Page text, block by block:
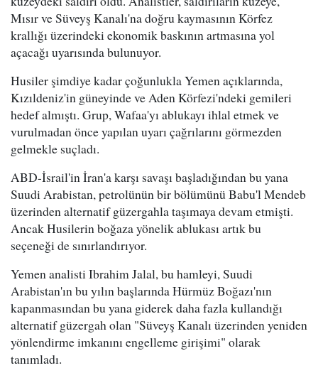
Mısır ve Süveyş Kanalı'na doğru kaymasının Körfez
krallığı üzerindeki ekonomik baskının artmasına yol
açacağı uyarısında bulunuyor.
Husiler şimdiye kadar çoğunlukla Yemen açıklarında,
Kızıldeniz'in güneyinde ve Aden Körfezi'ndeki gemileri
hedef almıştı. Grup, Wafaa'yı ablukayı ihlal etmek ve
vurulmadan önce yapılan uyarı çağrılarını görmezden
gelmekle suçladı.
ABD-İsrail'in İran'a karşı savaşı başladığından bu yana
Suudi Arabistan, petrolünün bir bölümünü Babu'l Mendeb
üzerinden alternatif güzergahla taşımaya devam etmişti.
Ancak Husilerin boğaza yönelik ablukası artık bu
seçeneği de sınırlandırıyor.
Yemen analisti Ibrahim Jalal, bu hamleyi, Suudi
Arabistan'ın bu yılın başlarında Hürmüz Boğazı'nın
kapanmasından bu yana giderek daha fazla kullandığı
alternatif güzergah olan "Süveyş Kanalı üzerinden yeniden
yönlendirme imkanını engelleme girişimi" olarak
tanımladı.